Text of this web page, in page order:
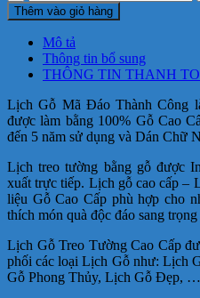
gỗ
Mã
đáo
thành
công
lượng
Thêm vào giỏ hàng
Mô tả
Thông tin bổ sung
THÔNG TIN THANH
Lịch Gỗ Mã Đáo Thành Công
được làm bằng 100% Gỗ Cao
đến 5 năm sử dụng và Dán Chữ
Lịch treo tường bằng gỗ được
xuất trực tiếp. Lịch gỗ cao cấp –
liệu Gỗ Cao Cấp phù hợp cho
thích món quà độc đáo sang
Lịch Gỗ Treo Tường Cao Cấp
phối các loại Lịch Gỗ như: Lịch
Gỗ Phong Thủy, Lịch Gỗ Đẹp, …